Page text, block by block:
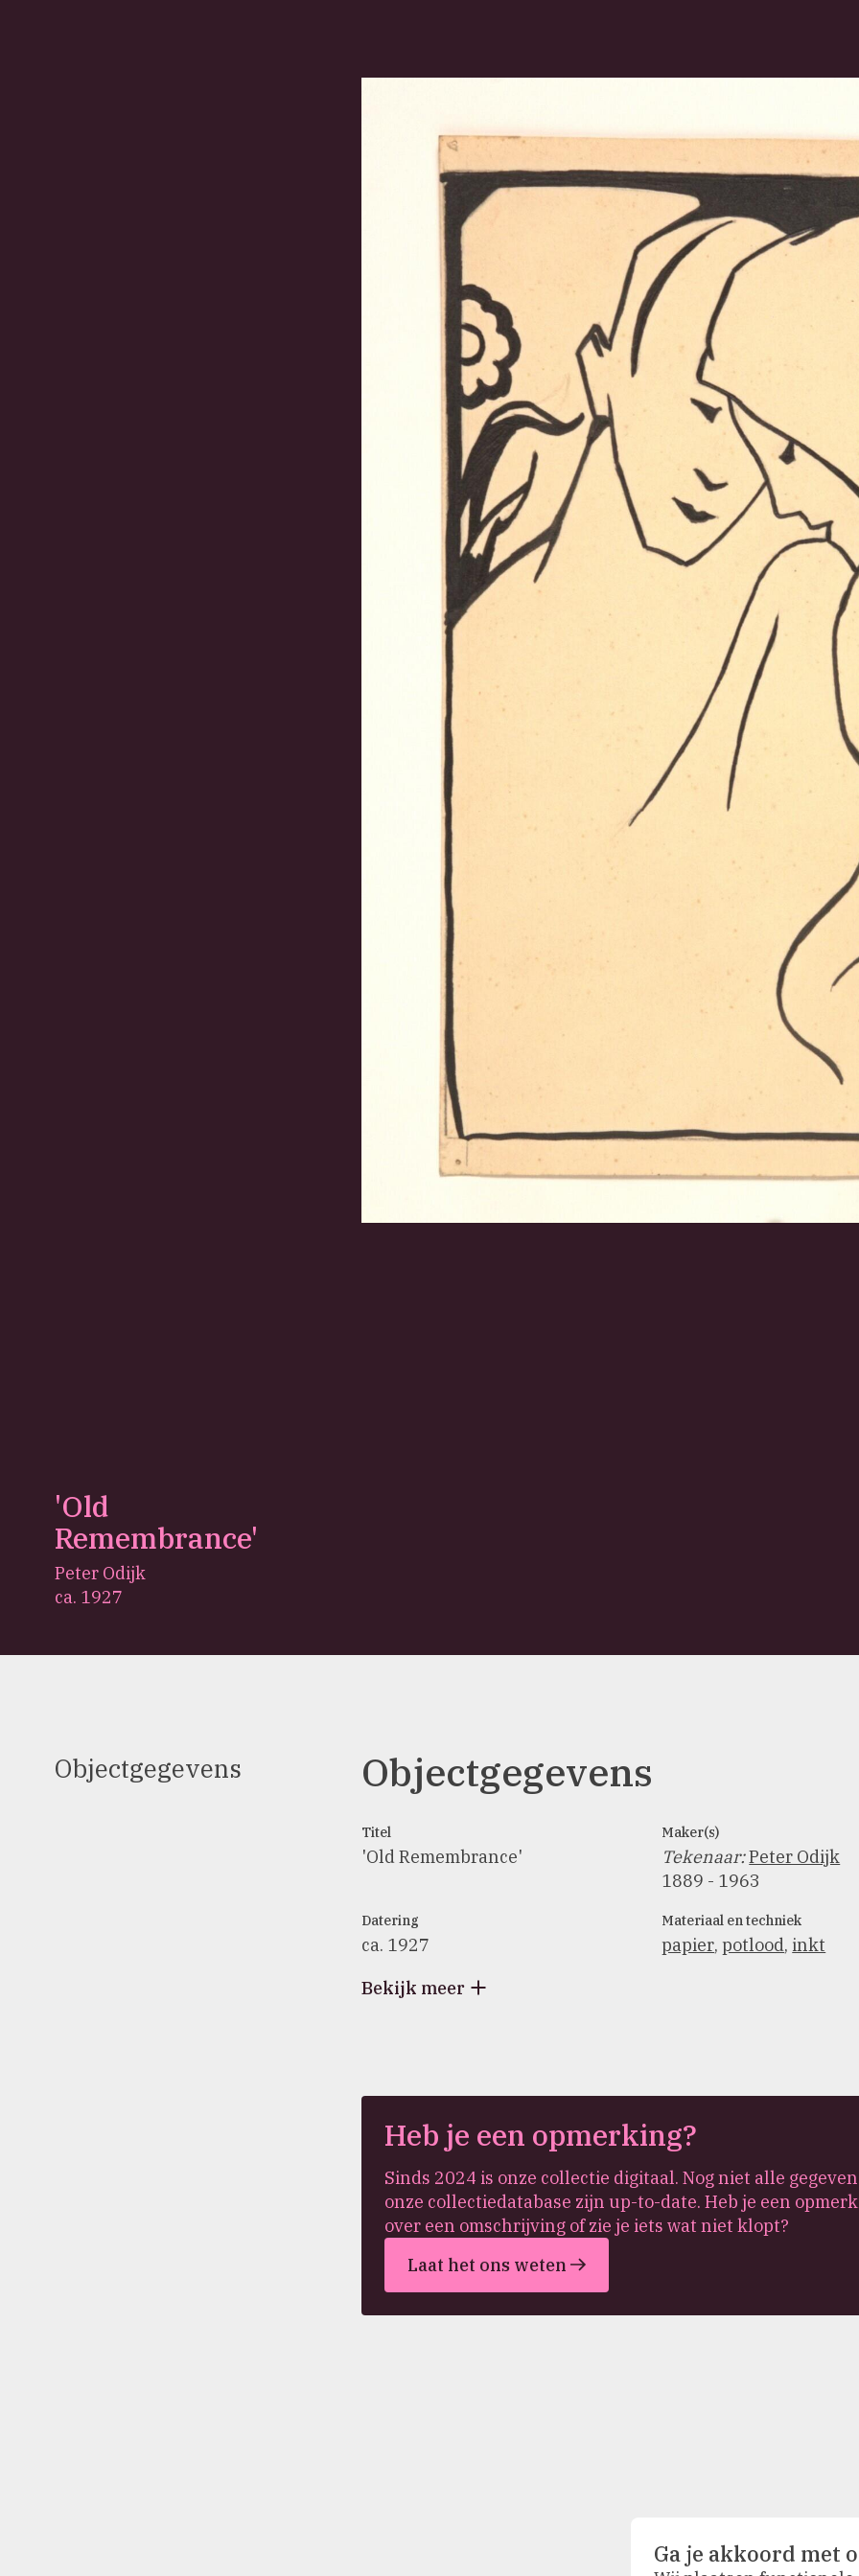
'Old
Remembrance'
Peter Odijk
ca. 1927
Objectgegevens Objectgegevens
Titel
'Old Remembrance'
Maker(s)
Tekenaar:Peter Odijk
1889 - 1963
Datering
ca. 1927
Materiaal en techniek
papier,potlood, inkt
Bekijk meer
Heb je een opmerking?
Sinds 2024 is onze collectie digitaal. Nog niet alle
onze collectiedatabase zijn up-to-date. Heb je een
over een omschrijving of zie je iets wat niet klopt?
Laat het ons weten
Ga je akkoord met